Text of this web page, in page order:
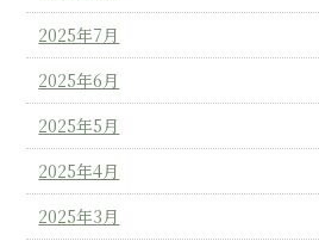
2025年7月
2025年6月
2025年5月
2025年4月
2025年3月